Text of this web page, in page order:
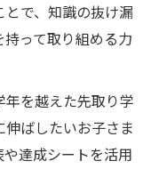
で、知識の抜け漏
って取り組める力
を越えた先取り学
ばしたいお子さま
達成シートを活用